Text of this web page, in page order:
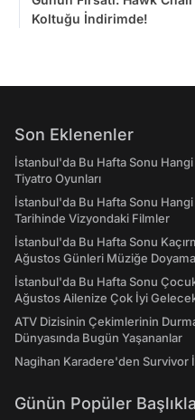
Koltuğu İndirimde!
Son Eklenenler
İstanbul'da Bu Hafta Sonu
Tiyatro Oyunları
İstanbul'da Bu Hafta Sonu
Tarihinde Vizyondaki Filmler
İstanbul'da Bu Hafta Sonu
Ağustos Günleri Müziğe
İstanbul'da Bu Hafta Sonu
Ağustos Ailenize Çok İyi
ATV Dizisinin Çekimlerinin
Dünyasında Bugün Yaşananlar
Nagihan Karadere'den Survivor
Günün Popüler